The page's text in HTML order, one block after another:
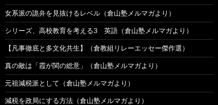
女系派の詭弁を見抜けるレベル（倉山塾メルマガより）
シリーズ、高校教育を考える3 英語（倉山塾メルマガより）
【凡事徹底と多文化共生】（倉教組リレーエッセー傑作選）
真の敵は「霞が関の総意」（倉山塾メルマガより）
元祖減税派として（倉山塾メルマガより）
減税を政局にする方法（倉山塾メルマガより）